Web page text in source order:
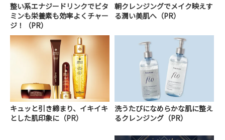
整い系エナジードリンクでビタ
ミンも栄養素も効率よくチャー
ジ！（PR）
朝クレンジングでメイク映えす
る潤い美肌へ（PR）
キュッと引き締まり、イキイキ
とした肌印象に（PR）
洗うたびになめらかな肌に整え
るクレンジング（PR）